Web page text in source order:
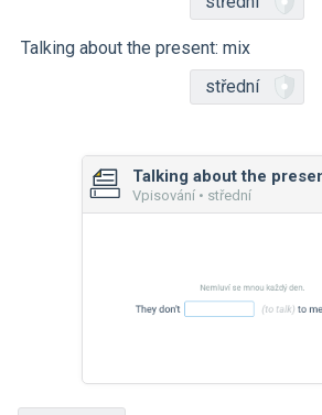
Talking about the present: mix
střední
Vpisování • střední